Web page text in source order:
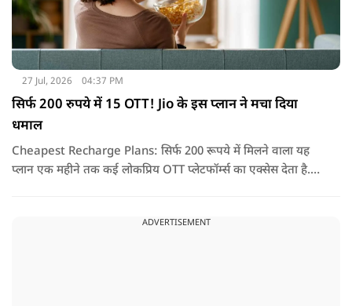
27 Jul, 2026 04:37 PM
सिर्फ 200 रुपये में 15 OTT! Jio के इस प्लान ने मचा दिया
धमाल
Cheapest Recharge Plans: सिर्फ 200 रूपये में मिलने वाला यह
प्लान एक महीने तक कई लोकप्रिय OTT प्लेटफॉर्म्स का एक्सेस देता है.
एंटरटेनमेंट प्लेटफॉर्म्स का आनंद ले सकते हैं.
ADVERTISEMENT